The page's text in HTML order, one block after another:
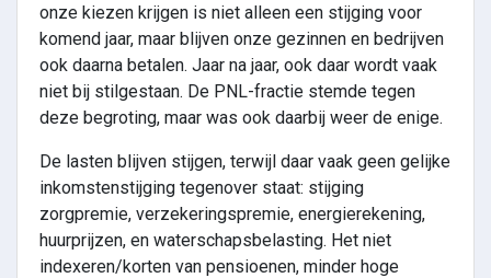
onze kiezen krijgen is niet alleen een stijging voor
komend jaar, maar blijven onze gezinnen en bedrijven
ook daarna betalen. Jaar na jaar, ook daar wordt vaak
niet bij stilgestaan. De PNL-fractie stemde tegen
deze begroting, maar was ook daarbij weer de enige.
De lasten blijven stijgen, terwijl daar vaak geen gelijke
inkomstenstijging tegenover staat: stijging
zorgpremie, verzekeringspremie, energierekening,
huurprijzen, en waterschapsbelasting. Het niet
indexeren/korten van pensioenen, minder hoge